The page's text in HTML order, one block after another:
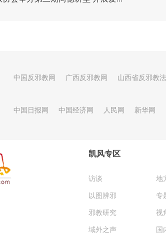
中国反邪教网 广西反邪教网 山西省反邪教
中国日报网 中国经济网 人民网 新华网
凯风专区
访谈 地
以图辨邪 专
邪教研究 视
域外之声 国